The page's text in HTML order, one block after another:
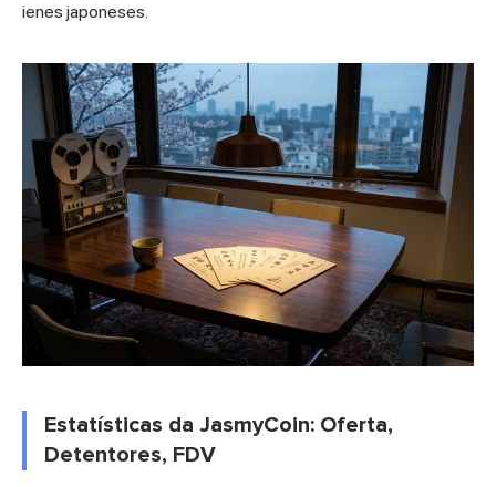
ienes japoneses.
Estatísticas da JasmyCoin: Oferta,
Detentores, FDV